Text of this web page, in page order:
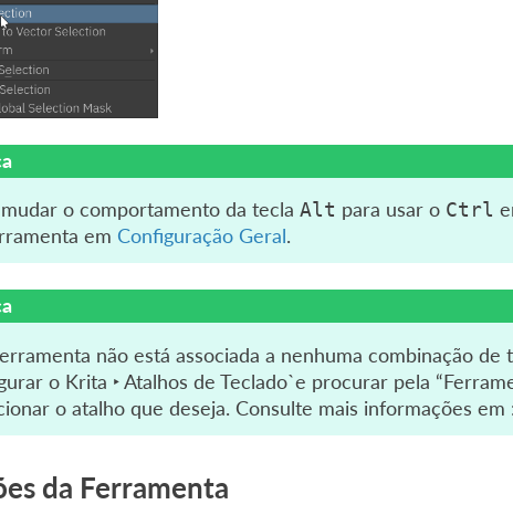
o comportamento da tecla Alt para usar o Ctrl
em Configuração Geral.
não está associada a nenhuma combinação
o Krita ‣ Atalhos de Teclado`e procurar pela
o atalho que deseja. Consulte mais informações
da Ferramenta